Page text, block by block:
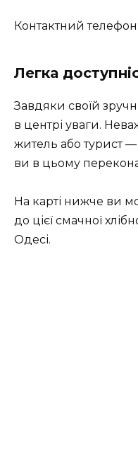
Контактний
Легка
Завдяки своїй
в центрі уваги.
житель або турист —
ви в цьому
На карті нижче ви
до цієї смачної
Одесі.